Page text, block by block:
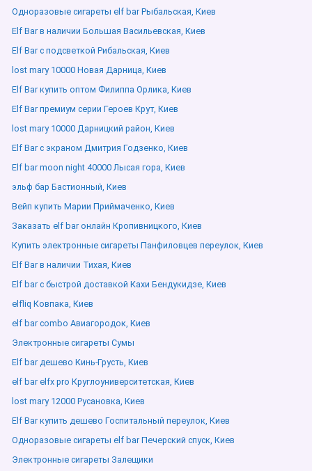
Одноразовые сигареты elf bar Рыбальская, Киев
Elf Bar в наличии Большая Васильевская, Киев
Elf Bar с подсветкой Рибальская, Киев
lost mary 10000 Новая Дарница, Киев
Elf Bar купить оптом Филиппа Орлика, Киев
Elf Bar премиум серии Героев Крут, Киев
lost mary 10000 Дарницкий район, Киев
Elf Bar с экраном Дмитрия Годзенко, Киев
Elf bar moon night 40000 Лысая гора, Киев
эльф бар Бастионный, Киев
Вейп купить Марии Приймаченко, Киев
Заказать elf bar онлайн Кропивницкого, Киев
Купить электронные сигареты Панфиловцев переулок, Киев
Elf Bar в наличии Тихая, Киев
Elf bar с быстрой доставкой Кахи Бендукидзе, Киев
elfliq Ковпака, Киев
elf bar combo Авиагородок, Киев
Электронные сигареты Сумы
Elf bar дешево Кинь-Грусть, Киев
elf bar elfx pro Круглоуниверситетская, Киев
lost mary 12000 Русановка, Киев
Elf Bar купить дешево Госпитальный переулок, Киев
Одноразовые сигареты elf bar Печерский спуск, Киев
Электронные сигареты Залещики